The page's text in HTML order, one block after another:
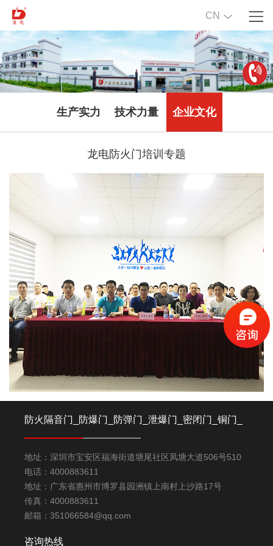
CN
生产实力 技术力量 企业文化
龙电防火门培训专题
防火隔音门_防爆门_防弹门_泄爆门_密闭门_铜门_
金库门厂家-深圳龙电安防产品有限公司
地址：深圳市宝安区福海街道塘尾社区凤塘大道506号510
电话：4000883611
地址：广东省惠州市博罗县园洲镇上南村上沙路17号
传真：4000883611
邮箱：351066584@qq.com
咨询热线